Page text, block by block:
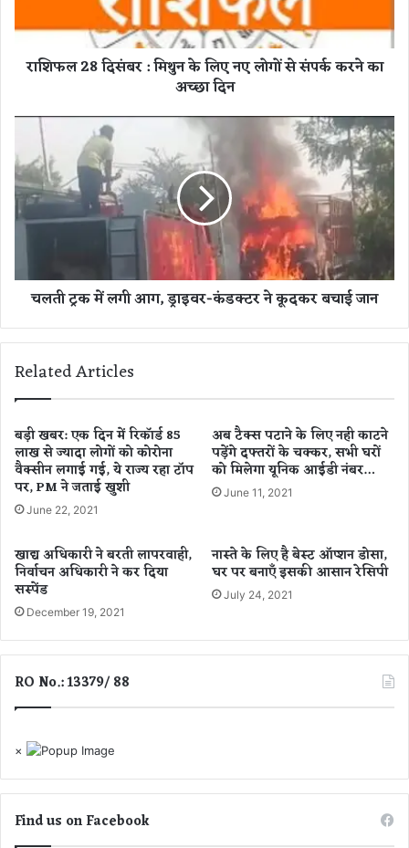
सं
के
लि
ए
न
गों
क
का
अ
च्छा
दि
न
राशिफल 28 दिसंबर : मिथुन के लिए नए लोगों से संपर्क करने का
अच्छा दिन
ती
ट्र
क
में
आ
व
कं
ड
क्ट
र
ने
द
क
र
ब
ई
न
चलती ट्रक में लगी आग, ड्राइवर-कंडक्टर ने कूदकर बचाई जान
Related Articles
बड़ी खबर: एक दिन में रिकॉर्ड 85
लाख से ज्यादा लोगों को कोरोना
वैक्सीन लगाई गई, ये राज्य रहा टॉप
पर, PM ने जताई खुशी
June 22, 2021
अब टैक्स पटाने के लिए नही काटने
पड़ेंगे दफ्तरों के चक्कर, सभी घरों
को मिलेगा यूनिक आईडी नंबर…
June 11, 2021
खाद्य अधिकारी ने बरती लापरवाही,
निर्वाचन अधिकारी ने कर दिया
सस्पेंड
December 19, 2021
नास्ते के लिए है बेस्ट ऑप्शन डोसा,
घर पर बनाएँ इसकी आसान रेसिपी
July 24, 2021
RO No.: 13379/ 88
×
Find us on Facebook